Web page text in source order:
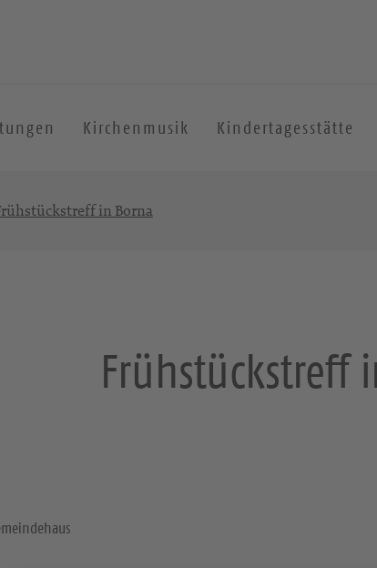
Kirchenmusik Kindertagesstätte
in Borna
Frühstückstreff